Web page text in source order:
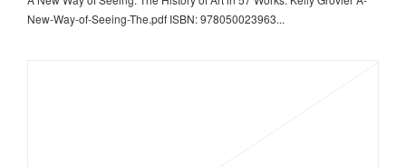
New-Way-of-Seeing-The.pdf ISBN: 978050023963...